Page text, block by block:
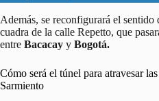
Además, se reconfigurará el sentido
cuadra de la calle Repetto, que
entre Bacacay y Bogotá.
Cómo será el túnel para atravesar
Sarmiento